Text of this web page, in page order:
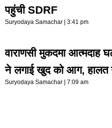
पहुंची SDRF
Suryodaya Samachar 3:41 pm
वाराणसी मुकदमा आत्मदाह
ने लगाई खुद को आग, हालत
Suryodaya Samachar 7:09 am